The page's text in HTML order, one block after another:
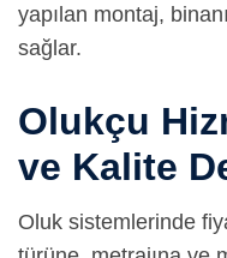
yapılan montaj,
sağlar.
Olukçu
ve Kalite
Oluk sistemlerinde